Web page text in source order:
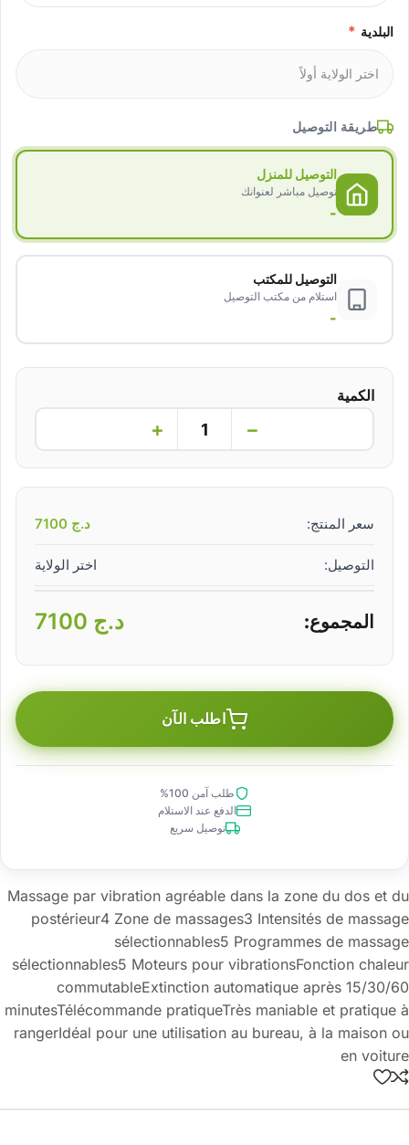
البلدية *
طريقة التوصيل
التوصيل للمنزل
توصيل مباشر لعنوانك
-
التوصيل للمكتب
استلام من مكتب التوصيل
-
الكمية
−
+
سعر المنتج: د.ج
التوصيل: اختر الولاية
المجموع: د.ج
اطلب الآن
طلب آمن 100%
الدفع عند الاستلام
توصيل سريع
Massage par vibration agréable dans la zone du dos et du
postérieur4 Zone de massages3 Intensités de massage
sélectionnables5 Programmes de massage
sélectionnables5 Moteurs pour vibrationsFonction chaleur
commutableExtinction automatique après 15/30/60
minutesTélécommande pratiqueTrès maniable et pratique à
rangerIdéal pour une utilisation au bureau, à la maison ou
en voiture